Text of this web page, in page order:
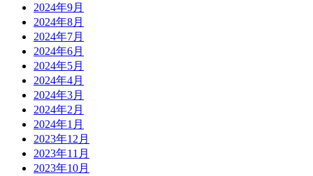
2024年9月
2024年8月
2024年7月
2024年6月
2024年5月
2024年4月
2024年3月
2024年2月
2024年1月
2023年12月
2023年11月
2023年10月